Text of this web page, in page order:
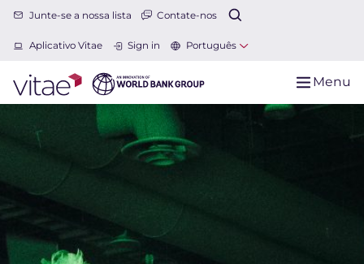
Junte-se a nossa lista Contate-nos
Aplicativo Vitae Sign in Português
Menu